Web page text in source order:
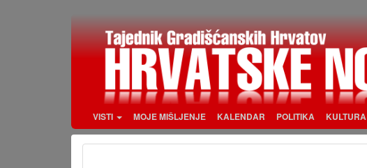
VISTI MOJE MIŠLJENJE KALENDAR POLITIKA KULTURA